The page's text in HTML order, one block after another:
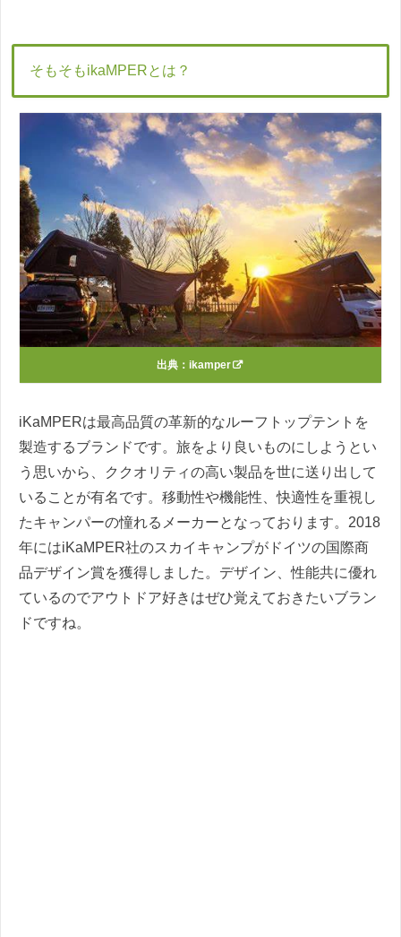
そもそもikaMPERとは？
出典： ikamper
iKaMPERは最高品質の革新的なルーフトップテントを
製造するブランドです。旅をより良いものにしようとい
う思いから、ククオリティの高い製品を世に送り出して
いることが有名です。移動性や機能性、快適性を重視し
たキャンパーの憧れるメーカーとなっております。2018
年にはiKaMPER社のスカイキャンプがドイツの国際商
品デザイン賞を獲得しました。デザイン、性能共に優れ
ているのでアウトドア好きはぜひ覚えておきたいブラン
ドですね。